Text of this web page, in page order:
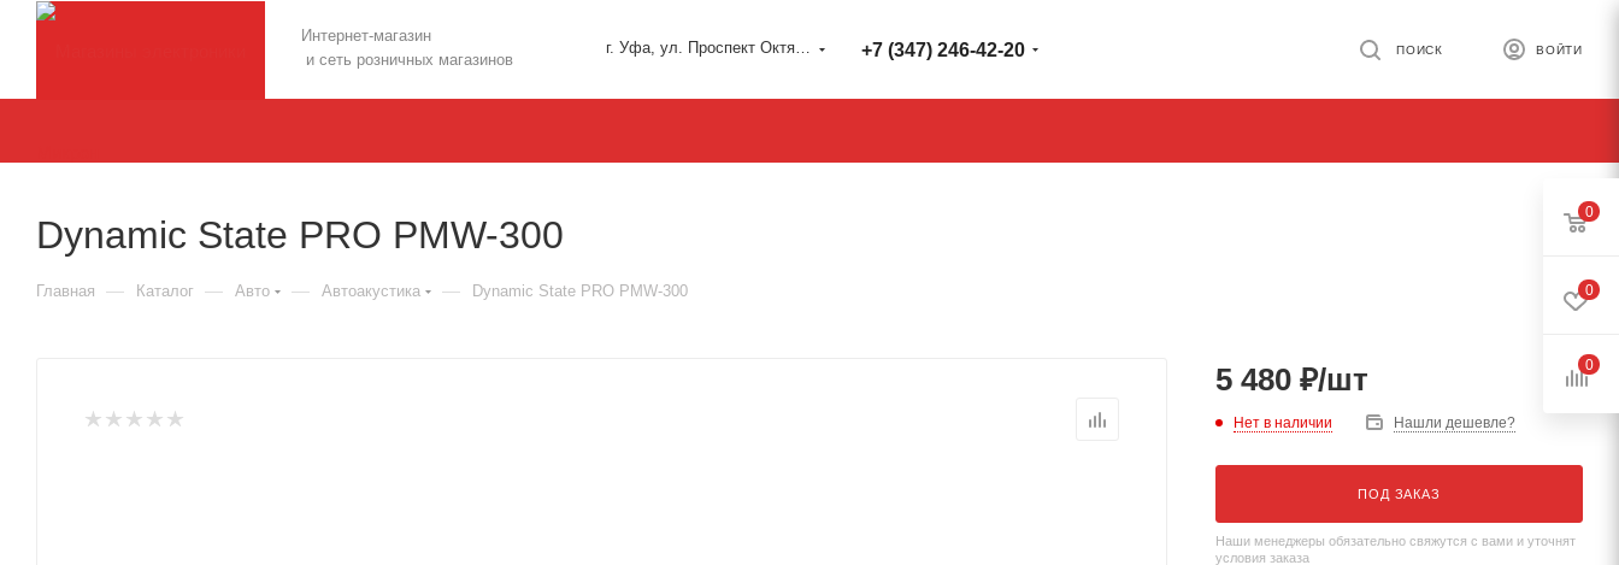
Интернет-магазин
и сеть розничных магазинов
г. Уфа, ул. Проспект Октября 127 +7 (347) 246-42-20 ВОЙТИ
ПОИСК
Dynamic State PRO PMW-300
Главная — Каталог — Авто — Автоакустика — Dynamic State PRO PMW-300
5 480 ₽/шт
Нет в наличии Нашли дешевле?
ПОД ЗАКАЗ
Наши менеджеры обязательно свяжутся с вами и уточнят
условия заказа
0
0
0